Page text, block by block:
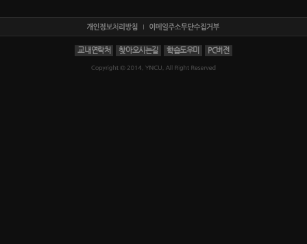
교내연락처 찾아오시는길 학습도우미 PC버전